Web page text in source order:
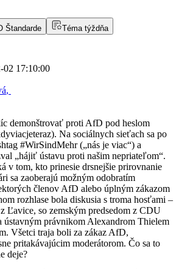
Štandarde
Téma týždňa
02 17:10:00
,
demonštrovať proti AfD pod heslom
Na sociálnych sieťach sa po
#WirSindMehr („nás je viac“) a
„hájiť ústavu proti našim nepriateľom“.
v tom, kto prinesie drsnejšie prirovnanie
sa zaoberajú možným odobratím
členov AfD alebo úplným zákazom
rozhlase bola diskusia s troma hosťami –
Ľavice, so zemským predsedom z CDU
ústavným právnikom Alexandrom Thielem
Všetci traja boli za zákaz AfD,
pritakávajúcim moderátorom. Čo sa to
deje?